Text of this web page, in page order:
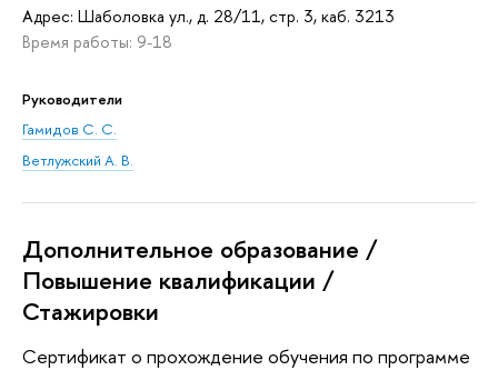
Адрес: Шаболовка ул., д. 28/11, стр. 3, каб. 3213
Время работы: 9-18
Руководители
Гамидов С. С.
Ветлужский А. В.
Дополнительное образование /
Повышение квалификации /
Стажировки
Сертификат о прохождение обучения по программе